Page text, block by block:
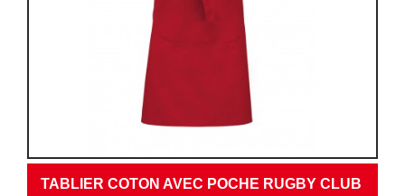
TABLIER COTON AVEC POCHE RUGBY CLUB